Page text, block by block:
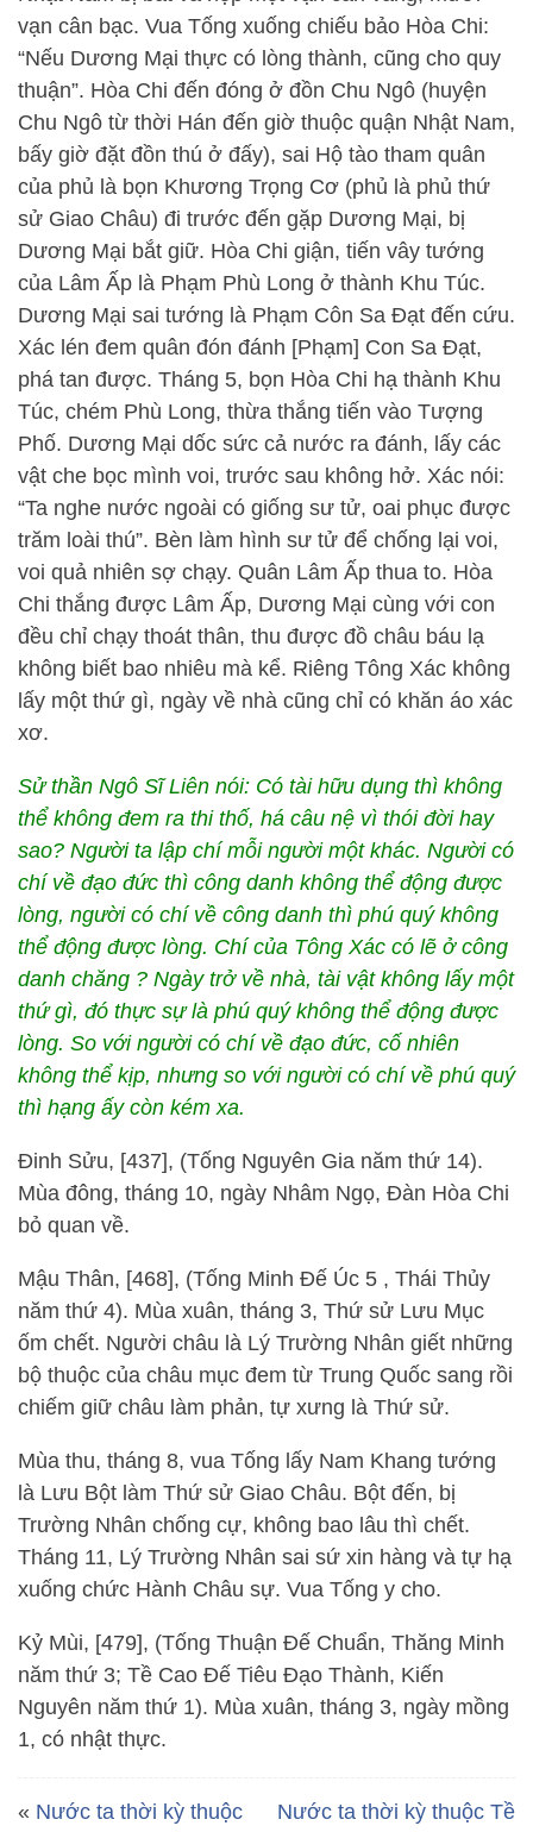
vạn cân bạc. Vua Tống xuống chiếu bảo Hòa Chi:
“Nếu Dương Mại thực có lòng thành, cũng cho quy
thuận”. Hòa Chi đến đóng ở đồn Chu Ngô (huyện
Chu Ngô từ thời Hán đến giờ thuộc quận Nhật Nam,
bấy giờ đặt đồn thú ở đấy), sai Hộ tào tham quân
của phủ là bọn Khương Trọng Cơ (phủ là phủ thứ
sử Giao Châu) đi trước đến gặp Dương Mại, bị
Dương Mại bắt giữ. Hòa Chi giận, tiến vây tướng
của Lâm Ấp là Phạm Phù Long ở thành Khu Túc.
Dương Mại sai tướng là Phạm Côn Sa Đạt đến cứu.
Xác lén đem quân đón đánh [Phạm] Con Sa Đạt,
phá tan được. Tháng 5, bọn Hòa Chi hạ thành Khu
Túc, chém Phù Long, thừa thắng tiến vào Tượng
Phố. Dương Mại dốc sức cả nước ra đánh, lấy các
vật che bọc mình voi, trước sau không hở. Xác nói:
“Ta nghe nước ngoài có giống sư tử, oai phục được
trăm loài thú”. Bèn làm hình sư tử để chống lại voi,
voi quả nhiên sợ chạy. Quân Lâm Ấp thua to. Hòa
Chi thắng được Lâm Ấp, Dương Mại cùng với con
đều chỉ chạy thoát thân, thu được đồ châu báu lạ
không biết bao nhiêu mà kể. Riêng Tông Xác không
lấy một thứ gì, ngày về nhà cũng chỉ có khăn áo xác
xơ.
Sử thần Ngô Sĩ Liên nói: Có tài hữu dụng thì không
thể không đem ra thi thố, há câu nệ vì thói đời hay
sao? Người ta lập chí mỗi người một khác. Người có
chí về đạo đức thì công danh không thể động được
lòng, người có chí về công danh thì phú quý không
thể động được lòng. Chí của Tông Xác có lẽ ở công
danh chăng ? Ngày trở về nhà, tài vật không lấy một
thứ gì, đó thực sự là phú quý không thể động được
lòng. So với người có chí về đạo đức, cố nhiên
không thể kịp, nhưng so với người có chí về phú quý
thì hạng ấy còn kém xa.
Đinh Sửu, [437], (Tống Nguyên Gia năm thứ 14).
Mùa đông, tháng 10, ngày Nhâm Ngọ, Đàn Hòa Chi
bỏ quan về.
Mậu Thân, [468], (Tống Minh Đế Úc 5 , Thái Thủy
năm thứ 4). Mùa xuân, tháng 3, Thứ sử Lưu Mục
ốm chết. Người châu là Lý Trường Nhân giết những
bộ thuộc của châu mục đem từ Trung Quốc sang rồi
chiếm giữ châu làm phản, tự xưng là Thứ sử.
Mùa thu, tháng 8, vua Tống lấy Nam Khang tướng
là Lưu Bột làm Thứ sử Giao Châu. Bột đến, bị
Trường Nhân chống cự, không bao lâu thì chết.
Tháng 11, Lý Trường Nhân sai sứ xin hàng và tự hạ
xuống chức Hành Châu sự. Vua Tống y cho.
Kỷ Mùi, [479], (Tống Thuận Đế Chuẩn, Thăng Minh
năm thứ 3; Tề Cao Đế Tiêu Đạo Thành, Kiến
Nguyên năm thứ 1). Mùa xuân, tháng 3, ngày mồng
1, có nhật thực.
« Nước ta thời kỳ thuộc Nước ta thời kỳ thuộc Tề